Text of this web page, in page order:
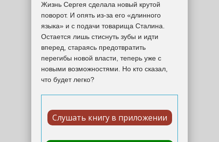
Жизнь Сергея сделала новый крутой
поворот. И опять из-за его «длинного
языка» и с подачи товарища Сталина.
Остается лишь стиснуть зубы и идти
вперед, стараясь предотвратить
перегибы новой власти, теперь уже с
новыми возможностями. Но кто сказал,
что будет легко?
Слушать книгу в приложении